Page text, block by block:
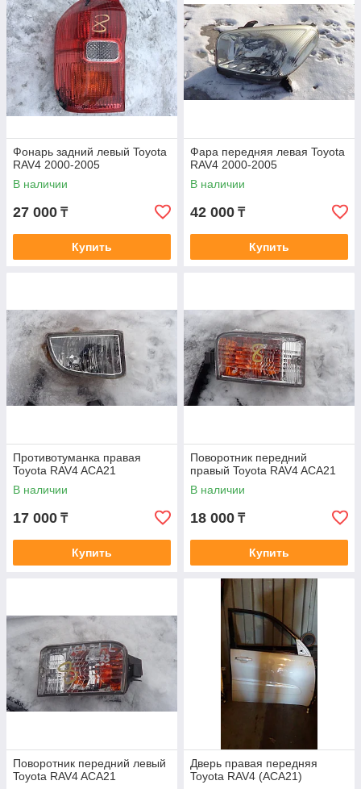
Фонарь задний левый Toyota
RAV4 2000-2005
В наличии
27 000 ₸
Купить
Фара передняя левая Toyota
RAV4 2000-2005
В наличии
42 000 ₸
Купить
Противотуманка правая
Toyota RAV4 ACA21
В наличии
17 000 ₸
Купить
Поворотник передний
правый Toyota RAV4 ACA21
В наличии
18 000 ₸
Купить
Поворотник передний левый
Toyota RAV4 ACA21
Дверь правая передняя
Toyota RAV4 (ACA21)